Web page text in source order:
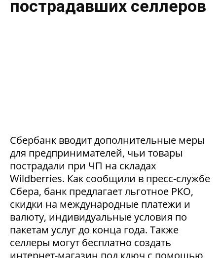
пострадавших селлеров
Сбербанк вводит дополнительные меры
для предпринимателей, чьи товары
пострадали при ЧП на складах
Wildberries. Как сообщили в пресс-службе
Сбера, банк предлагает льготное РКО,
скидки на международные платежи и
валюту, индивидуальные условия по
пакетам услуг до конца года. Также
селлеры могут бесплатно создать
интернет-магазин под ключ с помощью